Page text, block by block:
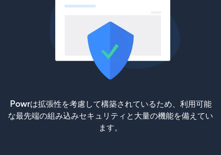
Powrは拡張性を考慮して構築されているため、利用可能
な最先端の組み込みセキュリティと大量の機能を備えてい
ます。